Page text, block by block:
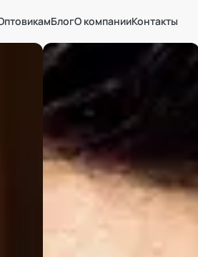
БлогО компанииКонтакты